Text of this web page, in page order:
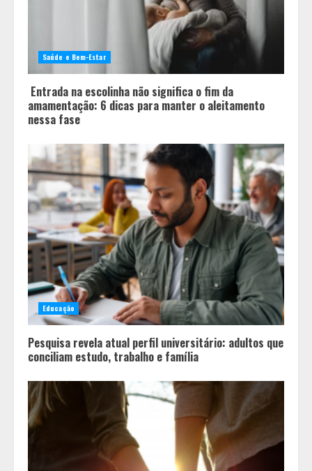
Você sabia que o frio também afeta
os pneus? Veja cuidados
fundamentais antes de pegar a
estrada no inverno
Saúde e Bem-Estar
Entrada na escolinha não significa o fim da
amamentação: 6 dicas para manter o aleitamento
nessa fase
Educação
Pesquisa revela atual perfil universitário: adultos que
conciliam estudo, trabalho e família